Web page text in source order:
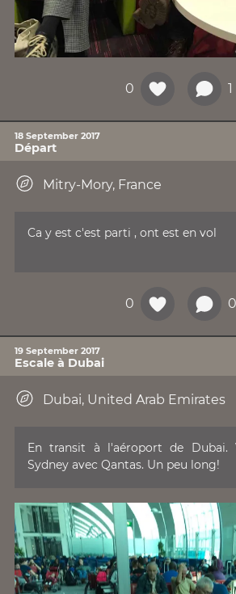
0 1
18 September 2017
Départ
Mitry-Mory, France
Ca y est c'est parti , ont est en vol
0 0
19 September 2017
Escale à Dubai
Dubai, United Arab Emirates
En transit à l'aéroport de Dubai.
Sydney avec Qantas. Un peu long!